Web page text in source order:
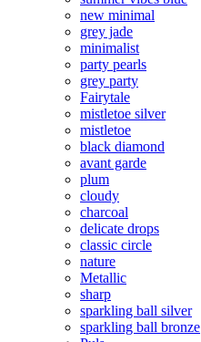
new minimal
grey jade
minimalist
party pearls
grey party
Fairytale
mistletoe silver
mistletoe
black diamond
avant garde
plum
cloudy
charcoal
delicate drops
classic circle
nature
Metallic
sharp
sparkling ball silver
sparkling ball bronze